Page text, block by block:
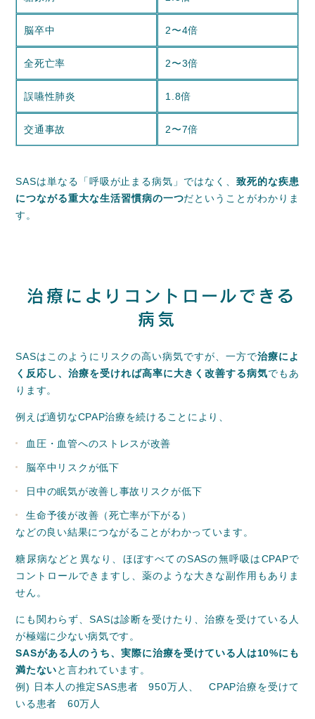
脳卒中 2〜4倍
全死亡率 2〜3倍
誤嚥性肺炎 1.8倍
交通事故 2〜7倍
SASは単なる「呼吸が止まる病気」ではなく、致死的な疾患
につながる重大な生活習慣病の一つだということがわかりま
す。
治療によりコントロールできる
病気
SASはこのようにリスクの高い病気ですが、一方で治療によ
く反応し、治療を受ければ高率に大きく改善する病気でもあ
ります。
例えば適切なCPAP治療を続けることにより、
血圧・血管へのストレスが改善
脳卒中リスクが低下
日中の眠気が改善し事故リスクが低下
生命予後が改善（死亡率が下がる）
などの良い結果につながることがわかっています。
糖尿病などと異なり、ほぼすべてのSASの無呼吸はCPAPで
コントロールできますし、薬のような大きな副作用もありま
せん。
にも関わらず、SASは診断を受けたり、治療を受けている人
が極端に少ない病気です。
SASがある人のうち、実際に治療を受けている人は10%にも
満たないと言われています。
例) 日本人の推定SAS患者 950万人、 CPAP治療を受けて
いる患者 60万人